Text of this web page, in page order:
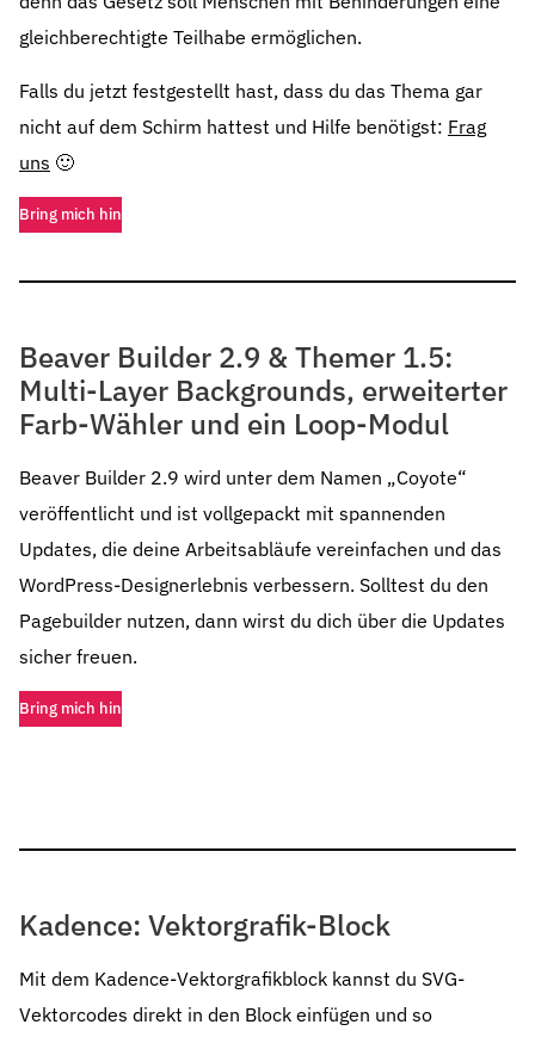
gleichberechtigte Teilhabe ermöglichen.
Falls du jetzt festgestellt hast, dass du das Thema gar
nicht auf dem Schirm hattest und Hilfe benötigst: Frag
uns 🙂
Bring mich hin
Beaver Builder 2.9 & Themer 1.5:
Multi-Layer Backgrounds, erweiterter
Farb-Wähler und ein Loop-Modul
Beaver Builder 2.9 wird unter dem Namen „Coyote“
veröffentlicht und ist vollgepackt mit spannenden
Updates, die deine Arbeitsabläufe vereinfachen und das
WordPress-Designerlebnis verbessern. Solltest du den
Pagebuilder nutzen, dann wirst du dich über die Updates
sicher freuen.
Bring mich hin
Kadence: Vektorgrafik-Block
Mit dem Kadence-Vektorgrafikblock kannst du SVG-
Vektorcodes direkt in den Block einfügen und so